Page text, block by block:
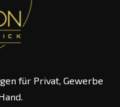
für Privat, Gewerbe